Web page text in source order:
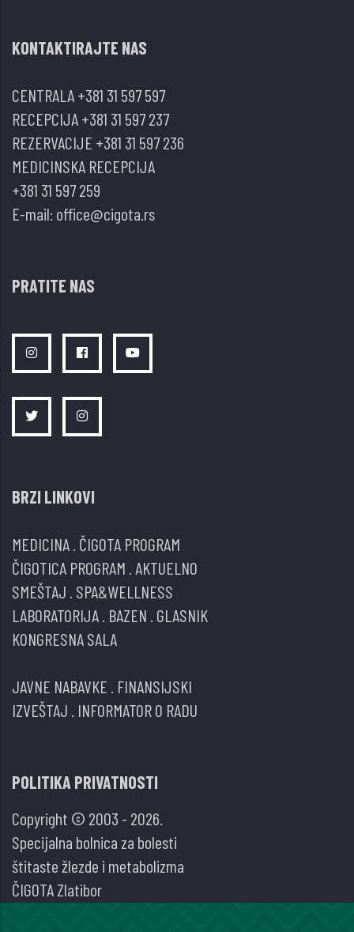
KONTAKTIRAJTE NAS
CENTRALA+381 31 597 597
RECEPCIJA+381 31 597 237
REZERVACIJE +381 31 597 236
MEDICINSKA RECEPCIJA
+381 31 597 259
E-mail: office@cigota.rs
PRATITE NAS
BRZI LINKOVI
MEDICINA ČIGOTA PROGRAM
ČIGOTICA PROGRAM AKTUELNO
SMEŠTAJ SPA&WELLNESS
LABORATORIJA BAZEN GLASNIK
KONGRESNA SALA
JAVNE NABAVKE FINANSIJSKI
IZVEŠTAJ INFORMATOR O RADU
POLITIKA PRIVATNOSTI
Copyright © 2003 - 2026.
Specijalna bolnica za bolesti
štitaste žlezde i metabolizma
ČIGOTA Zlatibor